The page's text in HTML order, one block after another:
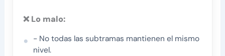
❌ Lo malo:
- No todas las subtramas mantienen el mismo
nivel.